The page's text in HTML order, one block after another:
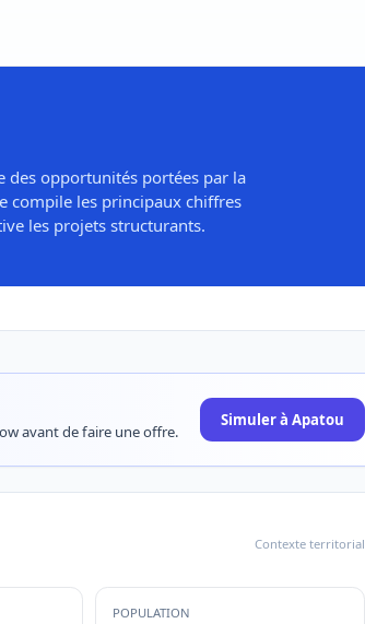
des opportunités portées par la
compile les principaux chiffres
les projets structurants.
avant de faire une offre.
Simuler à Apatou
Contexte territorial
POPULATION